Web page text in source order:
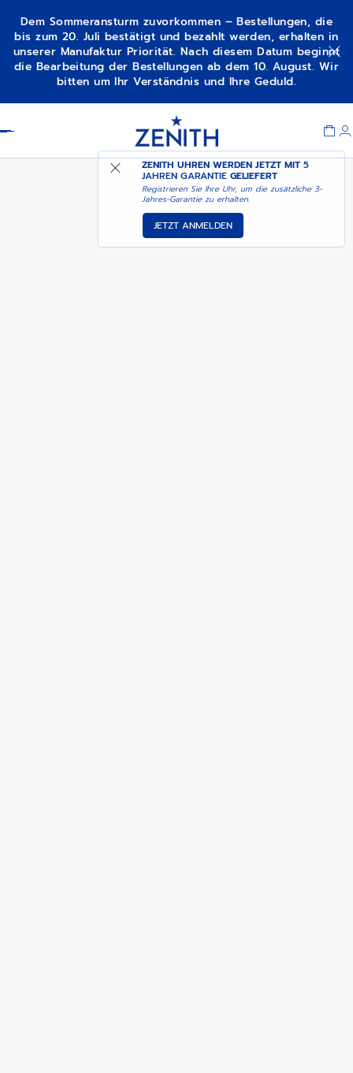
Dem Sommeransturm zuvorkommen – Bestellungen, die
bis zum 20. Juli bestätigt und bezahlt werden, erhalten in
unserer Manufaktur Priorität. Nach diesem Datum beginnt
die Bearbeitung der Bestellungen ab dem 10. August. Wir
bitten um Ihr Verständnis und Ihre Geduld.
ZENITH UHREN WERDEN JETZT MIT5
JAHREN GARANTIE GELIEFERT
Registrieren Sie Ihre Uhr, um die zusätzliche 3-
Jahres-Garantie zu erhalten.
JETZT ANMELDEN
DEFY SKYLINE - OBSIDIAN NIGHT